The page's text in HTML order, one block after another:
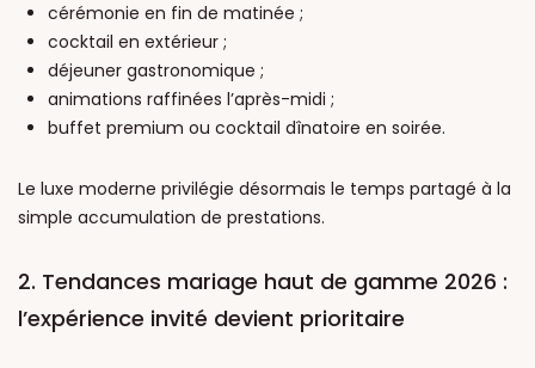
cérémonie en fin de matinée ;
cocktail en extérieur ;
déjeuner gastronomique ;
animations raffinées l’après-midi ;
buffet premium ou cocktail dînatoire en soirée.
Le luxe moderne privilégie désormais le temps partagé à la
simple accumulation de prestations.
2. Tendances mariage haut de gamme 2026 :
l’expérience invité devient prioritaire